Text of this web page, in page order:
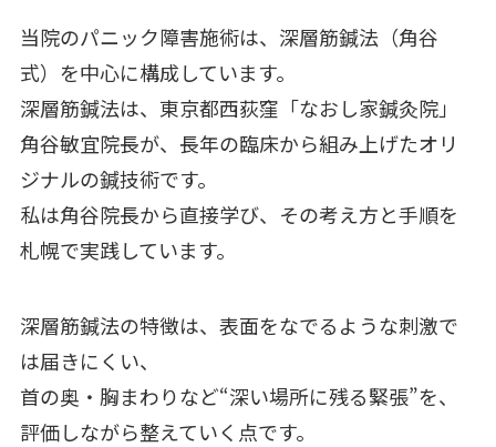
当院のパニック障害施術は、深層筋鍼法（角谷
式）を中心に構成しています。
深層筋鍼法は、東京都西荻窪「なおし家鍼灸院」
角谷敏宜院長が、長年の臨床から組み上げたオリ
ジナルの鍼技術です。
私は角谷院長から直接学び、その考え方と手順を
札幌で実践しています。
深層筋鍼法の特徴は、表面をなでるような刺激で
は届きにくい、
首の奥・胸まわりなど“深い場所に残る緊張”を、
評価しながら整えていく点です。